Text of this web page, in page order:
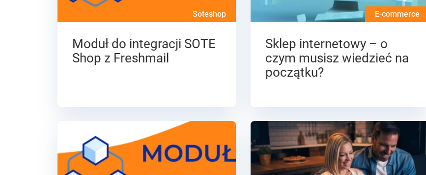
Soteshop
Moduł do integracji SOTE
Shop z Freshmail
E-commerce
Sklep internetowy – o
czym musisz wiedzieć na
początku?